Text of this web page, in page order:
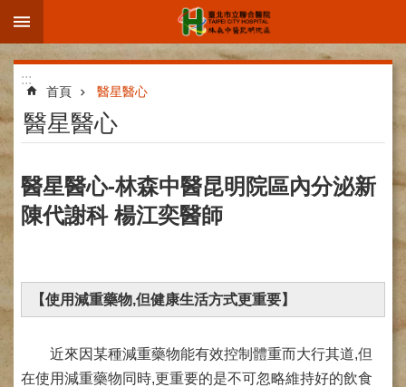
跳到主要內容區塊
進
階
搜
尋
院
介
部
紹
:::
首頁 醫星醫心
醫星醫心
醫星醫心-林森中醫昆明院區內分泌新
陳代謝科 楊江奕醫師
【使用減重藥物,但健康生活方式更重要】
近來因某種減重藥物能有效控制體重而大行其道,但
在使用減重藥物同時,更重要的是不可忽略維持好的飲食